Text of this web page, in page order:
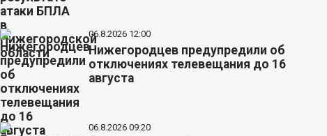
06.8.2026 12:00
Нижегородцев предупредили об
отключениях телевещания до 16
августа
06.8.2026 09:20